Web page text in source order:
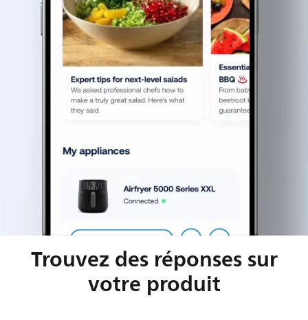
Trouvez des réponses sur
votre produit